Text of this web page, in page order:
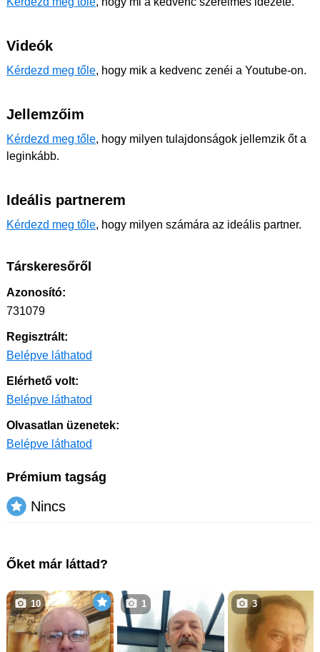
Videók
Kérdezd meg tőle, hogy mik a kedvenc zenéi a Youtube-on.
Jellemzőim
Kérdezd meg tőle, hogy milyen tulajdonságok jellemzik őt a
leginkább.
Ideális partnerem
Kérdezd meg tőle, hogy milyen számára az ideális partner.
Társkeresőről
Azonosító:
731079
Regisztrált:
Belépve láthatod
Elérhető volt:
Belépve láthatod
Olvasatlan üzenetek:
Belépve láthatod
Prémium tagság
Nincs
Őket már láttad?
10 1 3